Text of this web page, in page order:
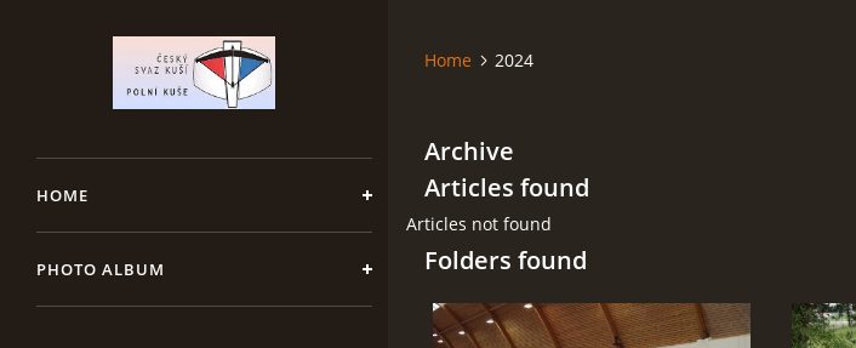
HOME
PHOTO ALBUM
Home 2024
Archive
Articles found
Articles not found
Folders found